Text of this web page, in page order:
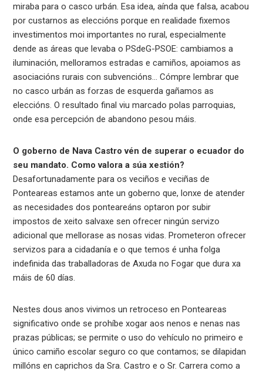
miraba para o casco urbán. Esa idea, aínda que falsa, acabou
por custarnos as eleccións porque en realidade fixemos
investimentos moi importantes no rural, especialmente
dende as áreas que levaba o PSdeG-PSOE: cambiamos a
iluminación, melloramos estradas e camiños, apoiamos as
asociacións rurais con subvencións… Cómpre lembrar que
no casco urbán as forzas de esquerda gañamos as
eleccións. O resultado final viu marcado polas parroquias,
onde esa percepción de abandono pesou máis.
O goberno de Nava Castro vén de superar o ecuador do
seu mandato. Como valora a súa xestión?
Desafortunadamente para os veciños e veciñas de
Ponteareas estamos ante un goberno que, lonxe de atender
as necesidades dos ponteareáns optaron por subir
impostos de xeito salvaxe sen ofrecer ningún servizo
adicional que mellorase as nosas vidas. Prometeron ofrecer
servizos para a cidadanía e o que temos é unha folga
indefinida das traballadoras de Axuda no Fogar que dura xa
máis de 60 días.
Nestes dous anos vivimos un retroceso en Ponteareas
significativo onde se prohíbe xogar aos nenos e nenas nas
prazas públicas; se permite o uso do vehículo no primeiro e
único camiño escolar seguro co que contamos; se dilapidan
millóns en caprichos da Sra. Castro e o Sr. Carrera como a